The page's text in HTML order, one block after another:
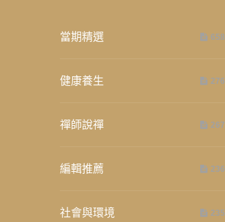
當期精選 658
健康養生 276
禪師說禪 267
編輯推薦 236
社會與環境 235